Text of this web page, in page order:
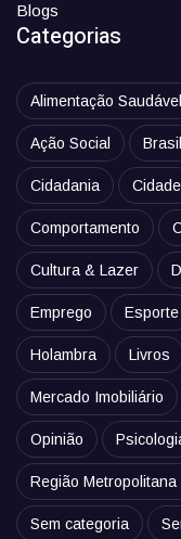
Blogs
Categorias
Alimentação Saudável
Ação Social Brasil
Cidadania Cidade
Comportamento
Cultura & Lazer
Emprego Esporte
Holambra Livros
Mercado Imobiliário
Opinião
Região
Sem categoria